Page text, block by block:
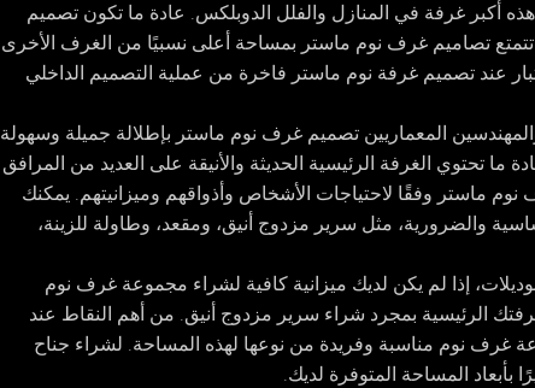
أكبر غرفة في المنازل والفلل الدوبلكس. عادة ما تكون تصميم
تصاميم غرف نوم ماستر بمساحة أعلى نسبيًا من الغرف الأخرى
عند تصميم غرفة نوم ماستر فاخرة من عملية التصميم الداخلي
المعماريين تصميم غرف نوم ماستر بإطلالة جميلة وسهولة
تحتوي الغرفة الرئيسية الحديثة والأنيقة على العديد من المرافق
نوم ماستر وفقًا لاحتياجات الأشخاص وأذواقهم وميزانيتهم. يمكنك
والضرورية، مثل سرير مزدوج أنيق، ومقعد، وطاولة للزينة،
إذا لم يكن لديك ميزانية كافية لشراء مجموعة غرف نوم
الرئيسية بمجرد شراء سرير مزدوج أنيق. من أهم النقاط عند
غرف نوم مناسبة وفريدة من نوعها لهذه المساحة. لشراء جناح
المساحة المتوفرة لديك.